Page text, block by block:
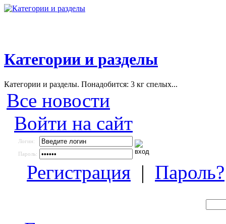
Категории и разделы
Категории и разделы. Понадобится: 3 кг спелых...
Все новости
Войти на сайт
Логин:
Пароль:
Регистрация | Пароль?